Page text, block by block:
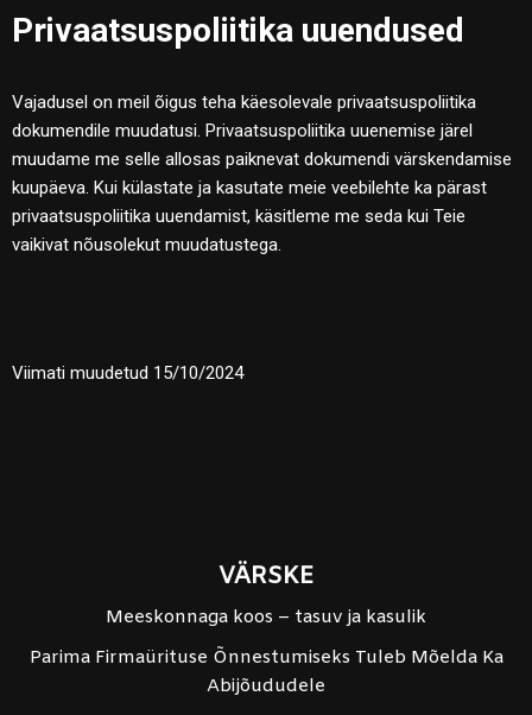
Privaatsuspoliitika uuendused
Vajadusel on meil õigus teha käesolevale privaatsuspoliitika
dokumendile muudatusi. Privaatsuspoliitika uuenemise järel
muudame me selle allosas paiknevat dokumendi värskendamise
kuupäeva. Kui külastate ja kasutate meie veebilehte ka pärast
privaatsuspoliitika uuendamist, käsitleme me seda kui Teie
vaikivat nõusolekut muudatustega.
Viimati muudetud 15/10/2024
VÄRSKE
Meeskonnaga koos – tasuv ja kasulik
Parima Firmaürituse Õnnestumiseks Tuleb Mõelda Ka
Abijõududele